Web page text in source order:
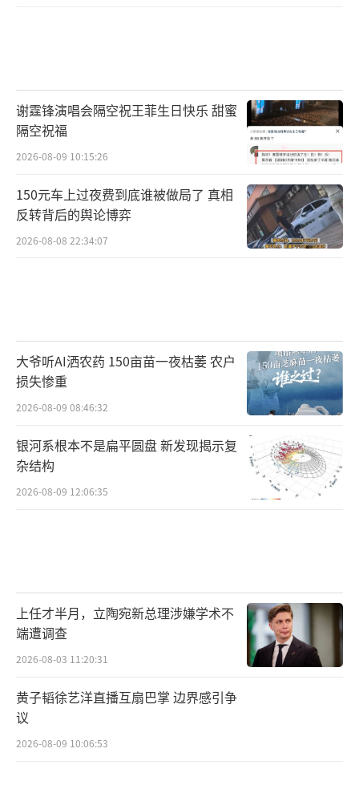
谢霆锋演唱会隔空祝王菲生日快乐 甜蜜
隔空祝福
2026-08-09 10:15:26
150元车上过夜费到底谁被做局了 真相
反转背后的舆论博弈
2026-08-08 22:34:07
大爷听AI洒农药 150亩苗一夜枯萎 农户
损失惨重
2026-08-09 08:46:32
银河系根本不是扁平圆盘 新发现揭示复
杂结构
2026-08-09 12:06:35
上任才半月，立陶宛新总理涉嫌学术不
端遭调查
2026-08-03 11:20:31
黄子韬徐艺洋直播互扇巴掌 边界感引争
议
2026-08-09 10:06:53